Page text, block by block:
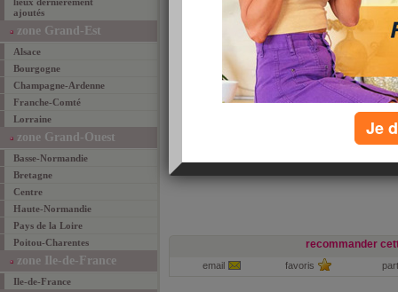
ajoutés
zone Grand-Est
Alsace
Bourgogne
Champagne-Ardenne
Franche-Comté
Lorraine
zone Grand-Ouest
Basse-Normandie
Bretagne
Centre
Haute-Normandie
Pays de la Loire
Poitou-Charentes
zone Ile-de-France
Ile-de-France
LE JARDIN DES CREPES
(Mieux manger)
10 PLACE DU GENERAL DE GAULLE
PONT L'ABBE D'ARNOULT
des crêpes comme si vous étiez en Bretagne
et surtout aussi bonnes...
a goûter !!!
soyez le
recommander
email favoris
Je